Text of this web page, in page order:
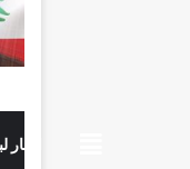
beiruttime
اخبار